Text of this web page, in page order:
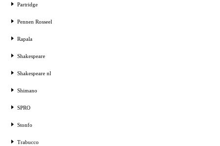
Partridge
Pennen Rosseel
Rapala
Shakespeare
Shakespeare nl
Shimano
SPRO
Stonfo
Trabucco